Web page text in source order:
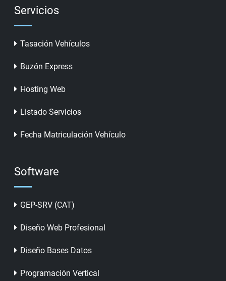
Servicios
Tasación Vehículos
Buzón Express
Hosting Web
Listado Servicios
Fecha Matriculación Vehículo
Software
GEP-SRV (CAT)
Diseño Web Profesional
Diseño Bases Datos
Programación Vertical